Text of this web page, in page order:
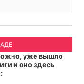
уже вышло
и оно здесь